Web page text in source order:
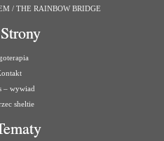
/ THE RAINBOW BRIDGE
Strony
– wywiad
sheltie